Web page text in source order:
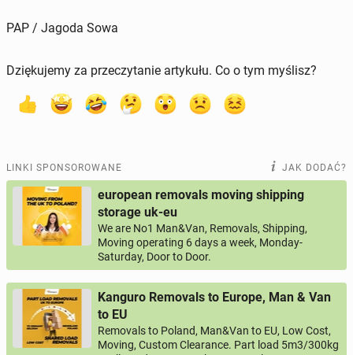
PAP / Jagoda Sowa
Dziękujemy za przeczytanie artykułu. Co o tym myślisz?
LINKI SPONSOROWANE JAK DODAĆ?
european removals moving shipping
storage uk-eu
We are No1 Man&Van, Removals, Shipping,
Moving operating 6 days a week, Monday-
Saturday, Door to Door.
Kanguro Removals to Europe, Man & Van
to EU
Removals to Poland, Man&Van to EU, Low Cost,
Moving, Custom Clearance. Part load 5m3/300kg